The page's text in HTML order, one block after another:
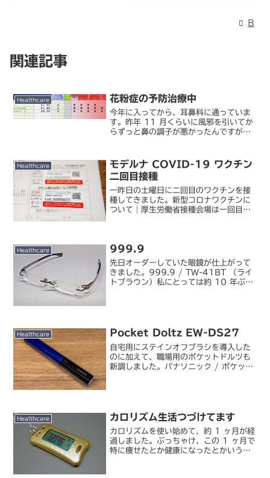
B
関連記事
Healthcare 花粉症の予防治療中
今年に入ってから、耳鼻科に通っていま
す。昨年 11 月くらいに風邪を引いてか
らずっと鼻の調子が悪かったんですが、
に鈍痛を感じるようになり、眠れないほ
どになってしまいまし...
Healthcare
モデルナ COVID-19 ワクチン
二回目接種
一昨日の土曜日に二回目のワクチンを接
種してきました。新型コロナワクチンに
ついて｜厚生労働省接種会場は一回目と
れたのか更にスムーズでし...
Healthcare 999.9
先日オーダーしていた眼鏡が仕上がって
きました。999.9 / TW-41BT （ライ
トブラウン）私にとっては約 10 年ぶり
Healthcare Pocket Doltz EW-DS27
自宅用にステインオフブラシを導入した
のに加えて、職場用のポケットドルツも
新調しました。パナソニック / ポケット
Healthcare カロリズム生活つづけてます
カロリズムを使い始めて、約 1 ヶ月が経
過しました。ぶっちゃけ、この 1 ヶ月で
特に痩せたとか健康になったとかいうこ